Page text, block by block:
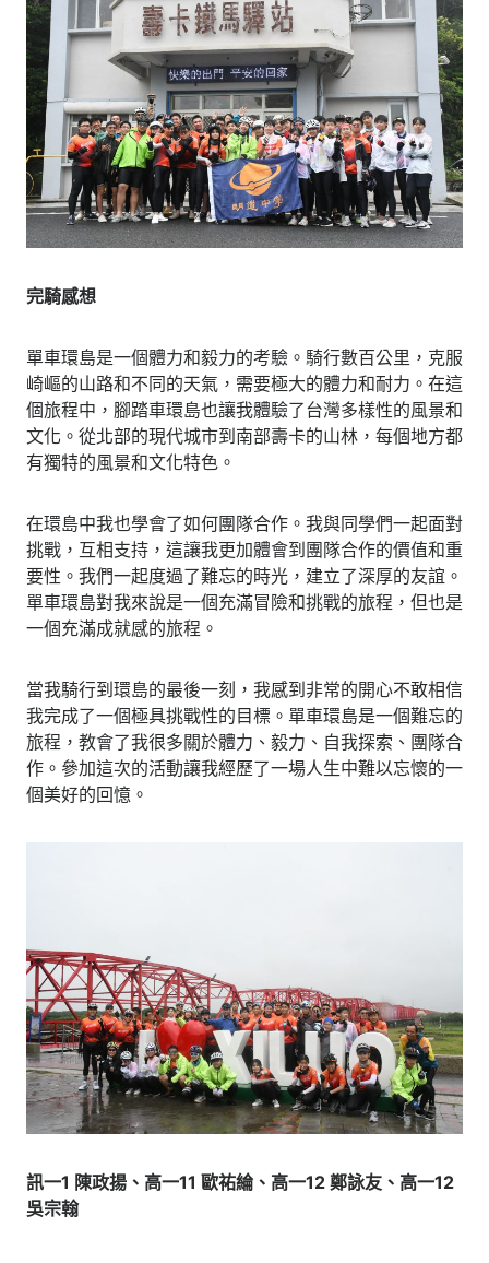
完騎感想
單車環島是一個體力和毅力的考驗。騎行數百公里，克服
崎嶇的山路和不同的天氣，需要極大的體力和耐力。在這
個旅程中，腳踏車環島也讓我體驗了台灣多樣性的風景和
文化。從北部的現代城市到南部壽卡的山林，每個地方都
有獨特的風景和文化特色。
在環島中我也學會了如何團隊合作。我與同學們一起面對
挑戰，互相支持，這讓我更加體會到團隊合作的價值和重
要性。我們一起度過了難忘的時光，建立了深厚的友誼。
單車環島對我來說是一個充滿冒險和挑戰的旅程，但也是
一個充滿成就感的旅程。
當我騎行到環島的最後一刻，我感到非常的開心不敢相信
我完成了一個極具挑戰性的目標。單車環島是一個難忘的
旅程，教會了我很多關於體力、毅力、自我探索、團隊合
作。參加這次的活動讓我經歷了一場人生中難以忘懷的一
個美好的回憶。
訊一1 陳政揚、高一11 歐祐綸、高一12 鄭詠友、高一12
吳宗翰